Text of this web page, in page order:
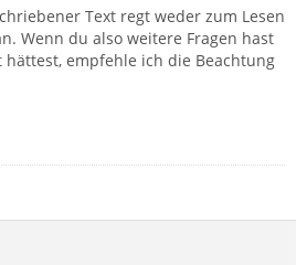
Text regt weder zum Lesen
Wenn du also weitere Fragen hast
empfehle ich die Beachtung